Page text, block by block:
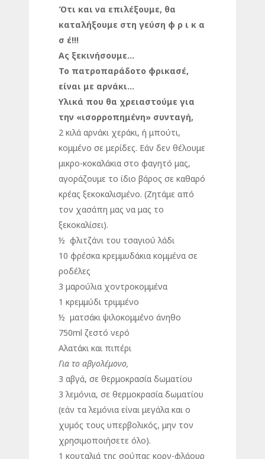
Ότι και να επιλέξουμε, θα
καταλήξουμε στη γεύση φ ρ ι κ α
σ έ!!!
Ας ξεκινήσουμε…
Το πατροπαράδοτο φρικασέ,
είναι με αρνάκι…
Υλικά που θα χρειαστούμε για
την «ισορροπημένη» συνταγή,
2 κιλά αρνάκι χεράκι, ή μπούτι,
κομμένο σε μερίδες. Εάν δεν θέλουμε
μικρο-κοκαλάκια στο φαγητό μας,
αγοράζουμε το ίδιο βάρος σε καθαρό
κρέας ξεκοκαλισμένο. (Ζητάμε από
τον χασάπη μας να μας το
ξεκοκαλίσει).
½ φλιτζάνι του τσαγιού λάδι
10 φρέσκα κρεμμυδάκια κομμένα σε
ροδέλες
3 μαρούλια χοντροκομμένα
1 κρεμμύδι τριμμένο
½ ματσάκι ψιλοκομμένο άνηθο
750ml ζεστό νερό
Αλατάκι και πιπέρι
Για το αβγολέμονο,
3 αβγά, σε θερμοκρασία δωματίου
3 λεμόνια, σε θερμοκρασία δωματίου
(εάν τα λεμόνια είναι μεγάλα και ο
χυμός τους υπερβολικός, μην τον
χρησιμοποιήσετε όλο).
1 κουταλιά της σούπας κορν-φλάουρ